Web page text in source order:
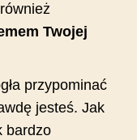
Twojej
przypominać
jesteś. Jak
bardzo